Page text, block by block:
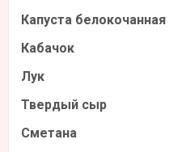
Капуста белокочанная
Кабачок
Лук
Твердый сыр
Сметана